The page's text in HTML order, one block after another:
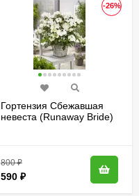
-26%
Гортензия Сбежавшая
невеста (Runaway Bride)
800₽
590 ₽